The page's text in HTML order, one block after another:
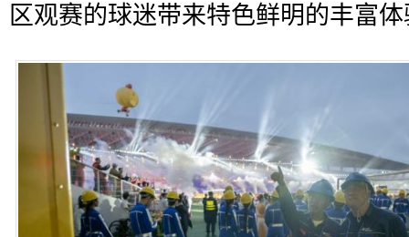
区观赛的球迷带来特色鲜明的丰富